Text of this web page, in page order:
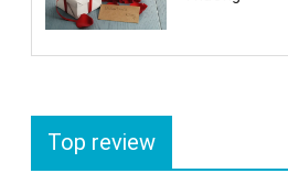
Top review